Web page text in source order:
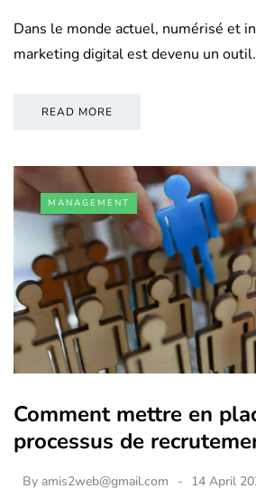
Dans le monde actuel, numérisé et
marketing digital est devenu un
READ MORE
MANAGEMENT
Comment mettre en
processus de
By amis2web@gmail.com 14 April